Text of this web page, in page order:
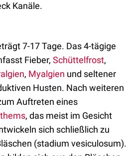
Kanäle.
7-17 Tage. Das 4-tägige
Fieber, Schüttelfrost,
, Myalgien und seltener
Husten. Nach weiteren
Auftreten eines
, das meist im Gesicht
sich schließlich zu
(stadium vesiculosum).